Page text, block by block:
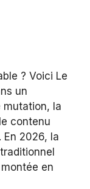
? Voici Le
un
mutation, la
contenu
2026, la
en